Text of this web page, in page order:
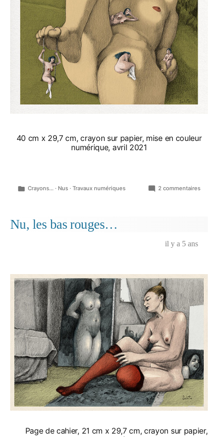
40 cm x 29,7 cm, crayon sur papier, mise en couleur
numérique, avril 2021
Publié
Crayons... · Nus ·Travaux numériques 2 commentairessur
Nu, les bas rouges…
il y a 5 ans
Page de cahier, 21 cm x 29,7 cm, crayon sur papier,